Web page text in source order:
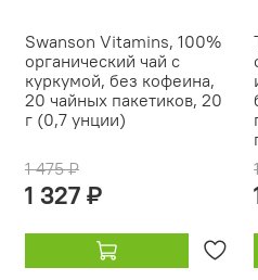
Swanson Vitamins, 100%
органический чай с
куркумой, без кофеина,
20 чайных пакетиков, 20
г (0,7 унции)
1 475 ₽
1 327 ₽